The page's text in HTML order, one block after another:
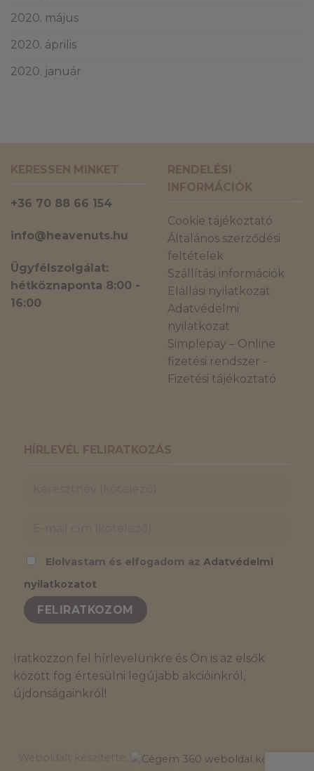
2020. május
2020. április
2020. január
KERESSEN MINKET
+36 70 88 66 154
info@heavenuts.hu
Ügyfélszolgálat:
hétköznaponta 8:00 -
16:00
RENDELÉSI
INFORMÁCIÓK
Cookie tájékoztató
Általános szerződési
feltételek
Szállítási információk
Elállási nyilatkozat
Adatvédelmi
nyilatkozat
Simplepay – Online
fizetési rendszer -
Fizetési tájékoztató
HÍRLEVÉL FELIRATKOZÁS
Elolvastam és elfogadom az Adatvédelmi
nyilatkozatot
Iratkozzon fel hírlevelünkre és Ön is az elsők
között fog értesülni legújabb akcióinkról,
újdonságainkról!